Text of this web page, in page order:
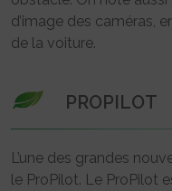
d’image des caméras,
de la voiture.
PROPILOT
L’une des grandes
le ProPilot. Le ProPilot